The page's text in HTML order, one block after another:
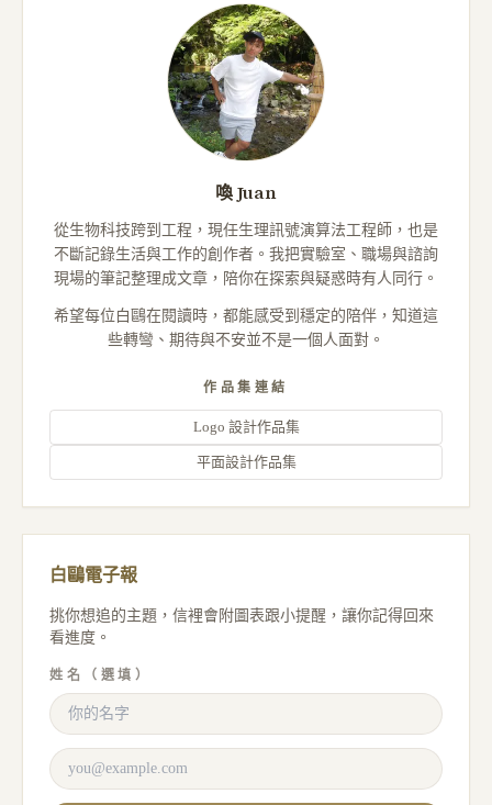
喚 Juan
從生物科技跨到工程，現任生理訊號演算法工程師，也是
不斷記錄生活與工作的創作者。我把實驗室、職場與諮詢
現場的筆記整理成文章，陪你在探索與疑惑時有人同行。
希望每位白鷗在閱讀時，都能感受到穩定的陪伴，知道這
些轉彎、期待與不安並不是一個人面對。
作品集連結
Logo 設計作品集
平面設計作品集
白鷗電子報
挑你想追的主題，信裡會附圖表跟小提醒，讓你記得回來
看進度。
姓名（選填）